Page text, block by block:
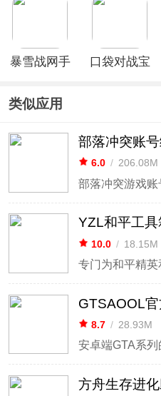
暴雪战网手
际服App
口袋对战宝
类似应用
部落冲突账
6.0 / 206.08M
部落冲突游戏
YZL和平工
10.0 / 18.15M
GTSAOOL官
8.7 / 28.93M
安卓端GTA系
方舟生存进